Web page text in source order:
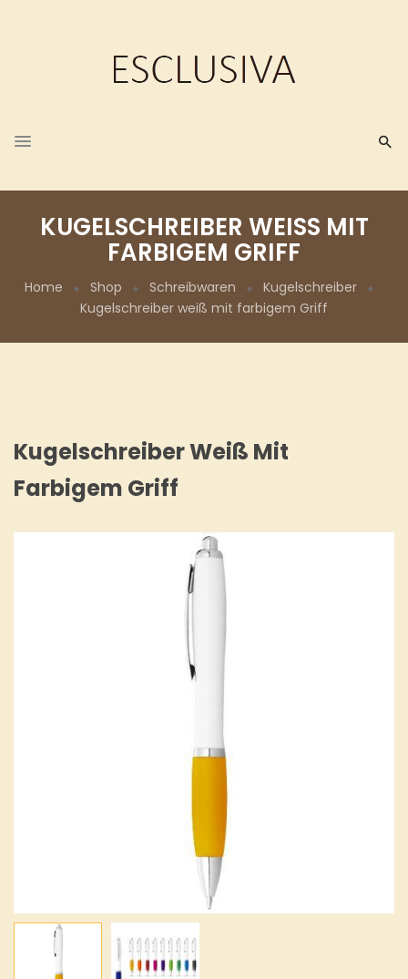
KUGELSCHREIBER WEISS MIT F
ARBIGEM GRIFF
Home Shop Schreibwaren
Kugelschreiber
Kugelschreiber weiß mit farbigem Griff
Kugelschreiber Weiß Mit
Farbigem Griff